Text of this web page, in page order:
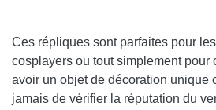
Ces répliques sont parfaites pour
cosplayers ou tout simplement pour
avoir un objet de décoration unique
jamais de vérifier la réputation du